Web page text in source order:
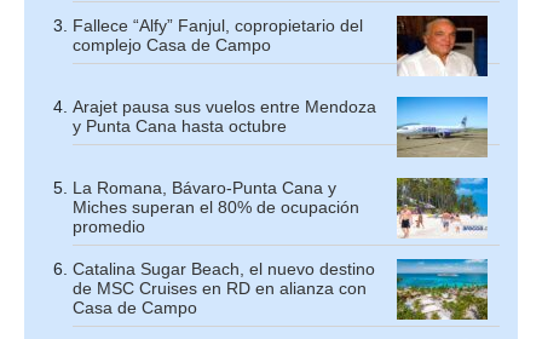
Fallece “Alfy” Fanjul, copropietario del
complejo Casa de Campo
Arajet pausa sus vuelos entre Mendoza
y Punta Cana hasta octubre
La Romana, Bávaro-Punta Cana y
Miches superan el 80% de ocupación
promedio
Catalina Sugar Beach, el nuevo destino
de MSC Cruises en RD en alianza con
Casa de Campo